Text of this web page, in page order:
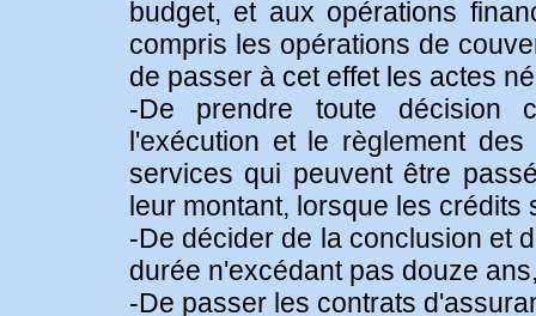
budget, et aux opérations
compris les opérations de
de passer à cet effet les actes
-De prendre toute décision
l'exécution et le règlement
services qui peuvent être
leur montant, lorsque les crédits
-De décider de la conclusion et
durée n'excédant pas douze
-De passer les contrats